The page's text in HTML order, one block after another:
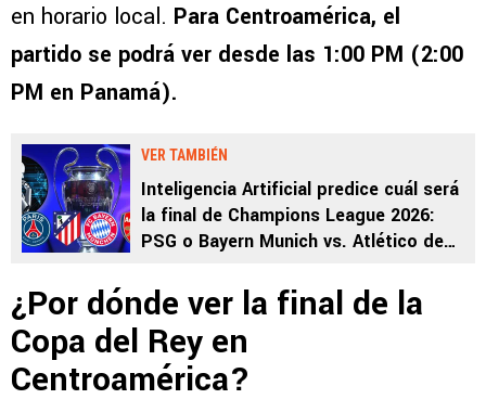
en horario local. Para Centroamérica, el
partido se podrá ver desde las 1:00 PM (2:00
PM en Panamá).
VER TAMBIÉN
Inteligencia Artificial predice cuál será
la final de Champions League 2026:
PSG o Bayern Munich vs. Atlético de
¿Por dónde ver la final de la
Copa del Rey en
Centroamérica?